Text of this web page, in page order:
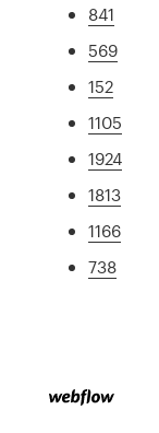
841
569
152
1105
1924
1813
1166
738